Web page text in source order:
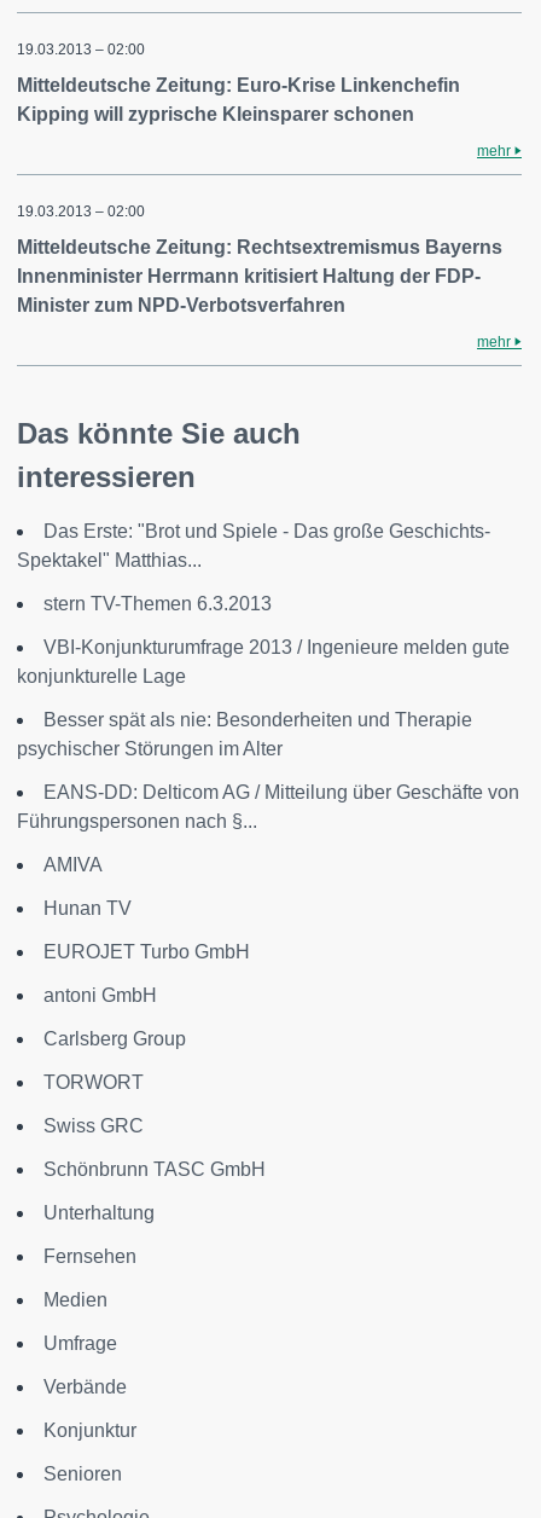
19.03.2013 – 02:00
Mitteldeutsche Zeitung: Euro-Krise Linkenchefin
Kipping will zyprische Kleinsparer schonen
mehr
19.03.2013 – 02:00
Mitteldeutsche Zeitung: Rechtsextremismus Bayerns
Innenminister Herrmann kritisiert Haltung der FDP-
Minister zum NPD-Verbotsverfahren
mehr
Das könnte Sie auch
interessieren
Das Erste: "Brot und Spiele - Das große Geschichts-
Spektakel" Matthias...
stern TV-Themen 6.3.2013
VBI-Konjunkturumfrage 2013 / Ingenieure melden gute
konjunkturelle Lage
Besser spät als nie: Besonderheiten und Therapie
psychischer Störungen im Alter
EANS-DD: Delticom AG / Mitteilung über Geschäfte von
Führungspersonen nach §...
AMIVA
Hunan TV
EUROJET Turbo GmbH
antoni GmbH
Carlsberg Group
TORWORT
Swiss GRC
Schönbrunn TASC GmbH
Unterhaltung
Fernsehen
Medien
Umfrage
Verbände
Konjunktur
Senioren